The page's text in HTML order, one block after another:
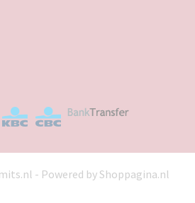
- Powered by Shoppagina.nl